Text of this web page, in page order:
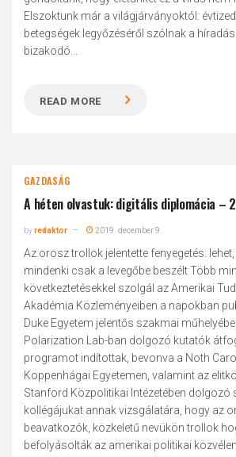
Elszoktunk már a világjárványoktól:
betegségek legyőzéséről szólnak a
bizakodó...
READ MORE
GAZDASÁG
A héten olvastuk: digitális diplomácia –
byredaktor 2019. december 9.
Az orosz trollok jelentette fenyegetés:
mindenki csak a levegőbe beszélt Több
következtetésekkel szolgál az Amerikai
Akadémia Közleményeiben a napokban
Duke Egyetem jelentős szakmai
Polarization Lab-ban dolgozó kutatók
programot indítottak, bevonva a Noth
Koppenhágai Egyetemen, valamint az
Stanford Közpolitikai Intézetében dolgozó
kollégájukat annak vizsgálatára, hogy az
beavatkozók, közkeletű nevükön trollok
befolyásolták az amerikai politikai